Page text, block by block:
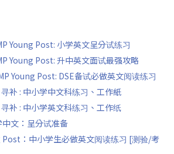
Young Post: 小学英文呈分试练习
Young Post: 升中英文面试最强攻略
Young Post: DSE备试必做英文阅读练习
补 : 中小学中文科练习、工作紙
补 : 中小学英文科练习、工作纸
中文：呈分试准备
Post：中小学生必做英文阅读练习 [测验/考